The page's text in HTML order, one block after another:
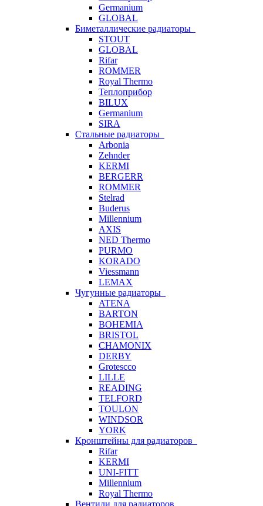
Germanium
GLOBAL
Биметаллические радиаторы
STOUT
GLOBAL
Rifar
ROMMER
Royal Thermo
Теплоприбор
BILUX
Germanium
SIRA
Стальные радиаторы
Arbonia
Zehnder
KERMI
BERGERR
ROMMER
Stelrad
Buderus
Millennium
AXIS
NED Thermo
PURMO
KORADO
Viessmann
LEMAX
Чугунные радиаторы
ATENA
BARTON
BOHEMIA
BRISTOL
CHAMONIX
DERBY
Grotescco
LILLE
READING
TELFORD
TOULON
WINDSOR
YORK
Кронштейны для радиаторов
Rifar
KERMI
UNI-FITT
Millennium
Royal Thermo
Вентили для радиаторов